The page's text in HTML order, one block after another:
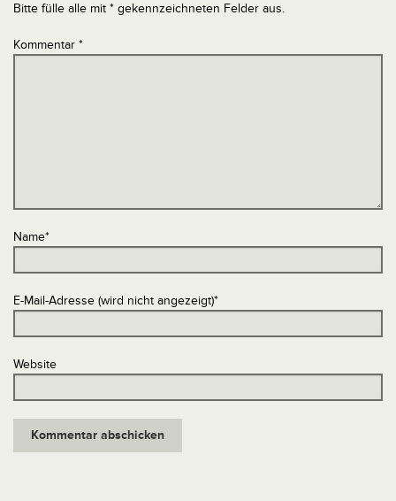
Bitte fülle alle mit * gekennzeichneten Felder aus.
Kommentar *
Name*
E-Mail-Adresse (wird nicht angezeigt)*
Website